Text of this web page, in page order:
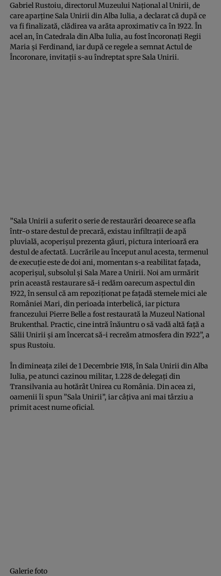
Gabriel Rustoiu, directorul Muzeului Naţional al Unirii, de
care aparţine Sala Unirii din Alba Iulia, a declarat că după ce
va fi finalizată, clădirea va arăta aproximativ ca în 1922. În
acel an, în Catedrala din Alba Iulia, au fost încoronaţi Regii
Maria şi Ferdinand, iar după ce regele a semnat Actul de
Încoronare, invitaţii s-au îndreptat spre Sala Unirii.
”Sala Unirii a suferit o serie de restaurări deoarece se afla
într-o stare destul de precară, existau infiltraţii de apă
pluvială, acoperişul prezenta găuri, pictura interioară era
destul de afectată. Lucrările au început anul acesta, termenul
de execuţie este de doi ani, momentan s-a reabilitat faţada,
acoperişul, subsolul şi Sala Mare a Unirii. Noi am urmărit
prin această restaurare să-i redăm oarecum aspectul din
1922, în sensul că am repoziţionat pe faţadă stemele mici ale
României Mari, din perioada interbelică, iar pictura
francezului Pierre Belle a fost restaurată la Muzeul National
Brukenthal. Practic, cine intră înăuntru o să vadă altă faţă a
Sălii Unirii şi am încercat să-i recreăm atmosfera din 1922”, a
spus Rustoiu.
În dimineaţa zilei de 1 Decembrie 1918, în Sala Unirii din Alba
Iulia, pe atunci cazinou militar, 1.228 de delegaţi din
Transilvania au hotărât Unirea cu România. Din acea zi,
oamenii îi spun ”Sala Unirii”, iar câţiva ani mai târziu a
primit acest nume oficial.
Galerie foto